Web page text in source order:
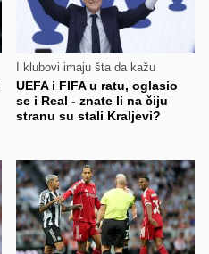
I klubovi imaju šta da kažu
UEFA i FIFA u ratu, oglasio
se i Real - znate li na čiju
stranu su stali Kraljevi?